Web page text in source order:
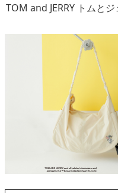
TOM and JERRY トムと